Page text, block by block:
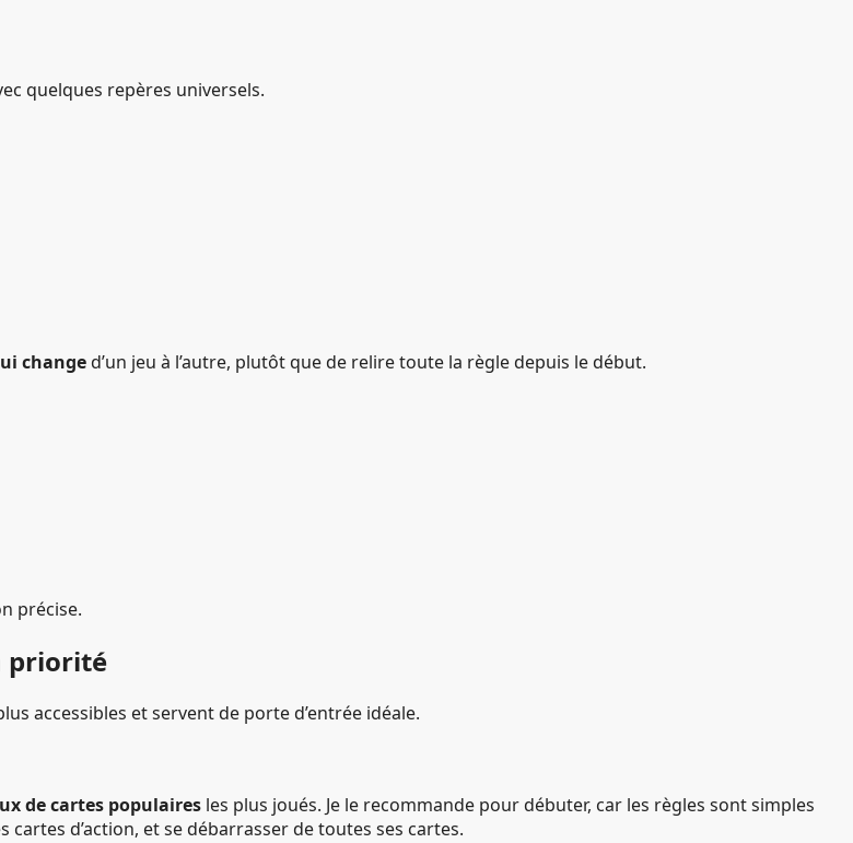
quelques repères universels.
changed’un jeu à l’autre, plutôt que de relire toute la règle depuis le début.
précise.
priorité
accessibles et servent de porte d’entrée idéale.
de cartes populaires les plus joués. Je le recommande pour débuter, car les règles sont simples
d’action, et se débarrasser de toutes ses cartes.